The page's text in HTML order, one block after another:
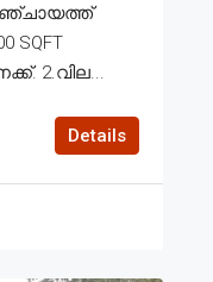
SQFT
2.വില...
Details